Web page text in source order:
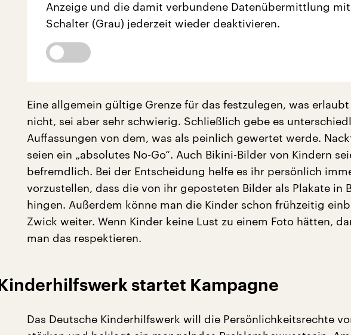
Anzeige und die damit verbundene Datenübermittlung
Schalter (Grau) jederzeit wieder deaktivieren.
Eine allgemein gültige Grenze für das festzulegen, was
nicht, sei aber sehr schwierig. Schließlich gebe es
Auffassungen von dem, was als peinlich gewertet werde.
seien ein „absolutes No-Go“. Auch Bikini-Bilder von Kindern
befremdlich. Bei der Entscheidung helfe es ihr persönlich
vorzustellen, dass die von ihr geposteten Bilder als Plakate in
hingen. Außerdem könne man die Kinder schon frühzeitig
Zwick weiter. Wenn Kinder keine Lust zu einem Foto hätten,
man das respektieren.
Kinderhilfswerk startet Kampagne
Das Deutsche Kinderhilfswerk will die Persönlichkeitsrechte